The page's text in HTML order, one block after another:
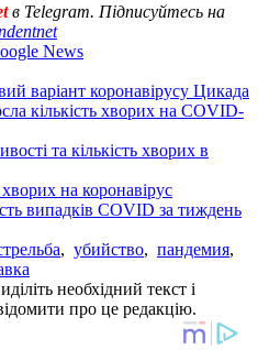
в Telegram. Підписуйтесь на
News
варіант коронавірусу Цикада
кількість хворих на COVID-
та кількість хворих в
хворих на коронавірус
випадків COVID за тиждень
, убийство, пандемия,
необхідний текст і
про це редакцію.